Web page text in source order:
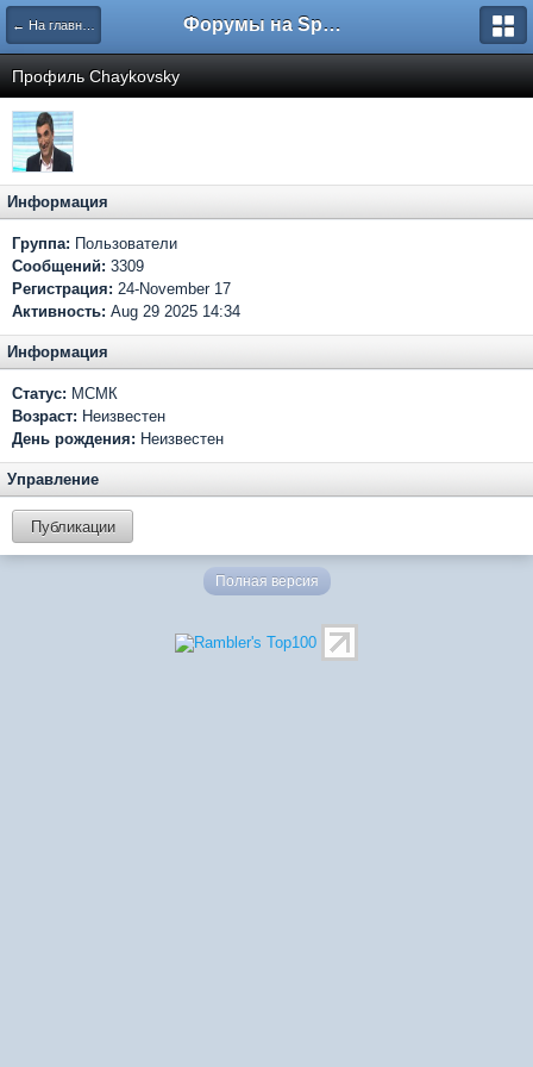
← На главную Форумы на Sportbox.ru
Профиль Chaykovsky
Информация
Группа: Пользователи
Сообщений: 3309
Регистрация: 24-November 17
Активность: Aug 29 2025 14:34
Информация
Статус: МСМК
Возраст: Неизвестен
День рождения: Неизвестен
Управление
Публикации
Полная версия